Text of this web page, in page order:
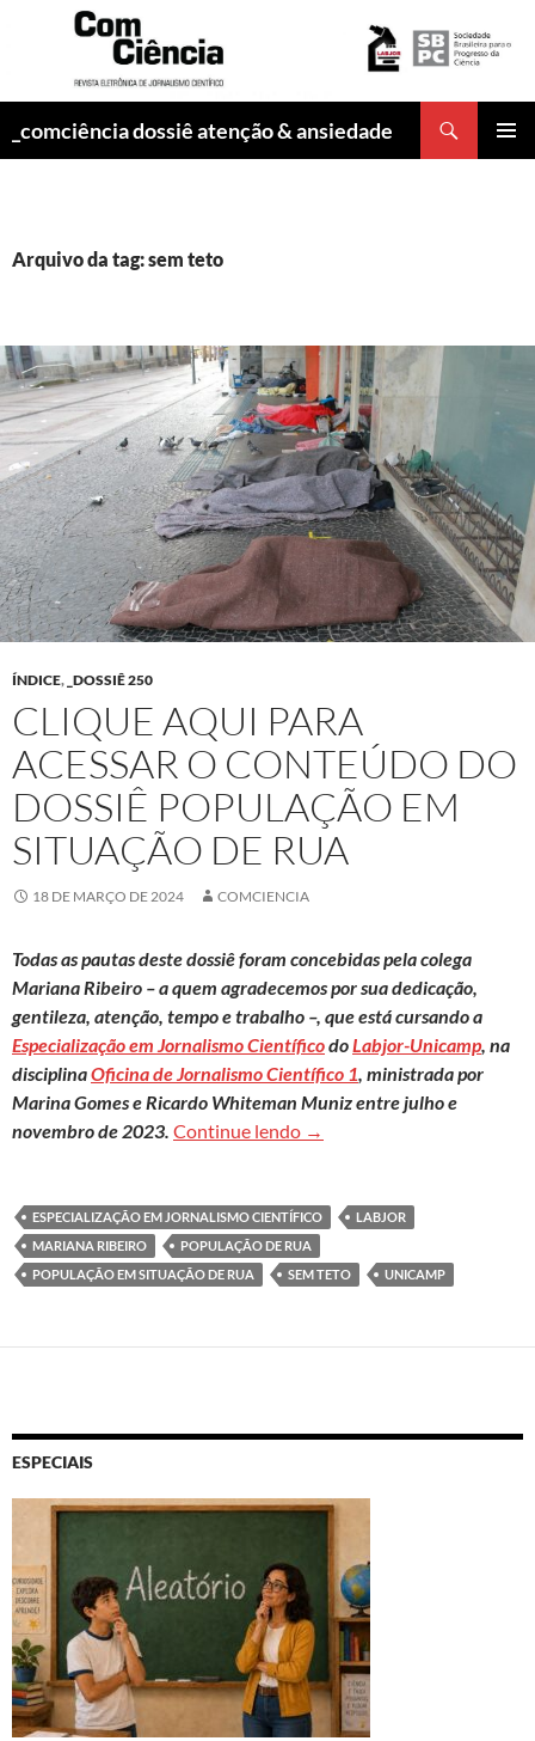
_comciência dossiê atenção & ansiedade
Arquivo da tag: sem teto
ÍNDICE, _DOSSIÊ 250
CLIQUE AQUI PARA
ACESSAR O CONTEÚDO DO
DOSSIÊ POPULAÇÃO EM
SITUAÇÃO DE RUA
18 DE MARÇO DE 2024 COMCIENCIA
Todas as pautas deste dossiê foram concebidas pela colega
Mariana Ribeiro – a quem agradecemos por sua dedicação,
gentileza, atenção, tempo e trabalho –, que está cursando a
Especialização em Jornalismo CientíficodoLabjor-Unicamp, na
disciplinaOficina de Jornalismo Científico 1, ministrada por
Marina Gomes e Ricardo Whiteman Muniz entre julho e
novembro de 2023. Continue lendo Clique aqui para acessar o
→
ESPECIALIZAÇÃO EM JORNALISMO CIENTÍFICO
LABJOR
MARIANA RIBEIRO
POPULAÇÃO DE RUA
POPULAÇÃO EM SITUAÇÃO DE RUA
SEM TETO UNICAMP
ESPECIAIS